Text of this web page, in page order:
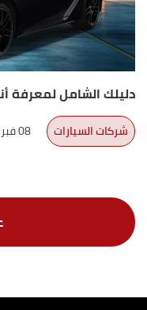
دليلك الشامل لمعرفة
شركات السيارات 08 فبراير 2022